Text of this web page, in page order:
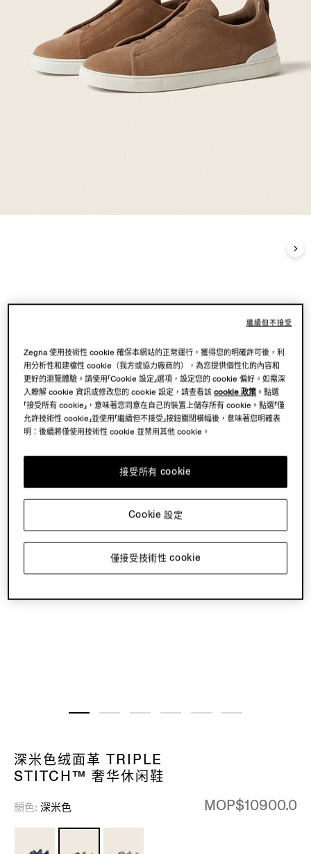
深米色绒面革 TRIPLE
STITCH™ 奢华休闲鞋
MOP$10900.0
顏色 深米色
Zegna 使用技術性 cookie 確保本網站的正常運行，獲得您的明確許可後，利
用分析性和建檔性 cookie（我方或協力廠商的），為您提供個性化的內容和
更好的瀏覽體驗。請使用「Cookie 設定」選項，設定您的 cookie 偏好。如需深
入瞭解 cookie 資訊或修改您的 cookie 設定，請查看該cookie 政策 。點選
「接受所有 cookie」，意味著您同意在自己的裝置上儲存所有 cookie。點選「僅
允許技術性 cookie」並使用「繼續但不接受」按鈕關閉橫幅後，意味著您明確表
明：後續將僅使用技術性 cookie 並禁用其他 cookie。
僅接受技術性 cookie
接受所有 cookie
Cookie 設定
繼續但不接受